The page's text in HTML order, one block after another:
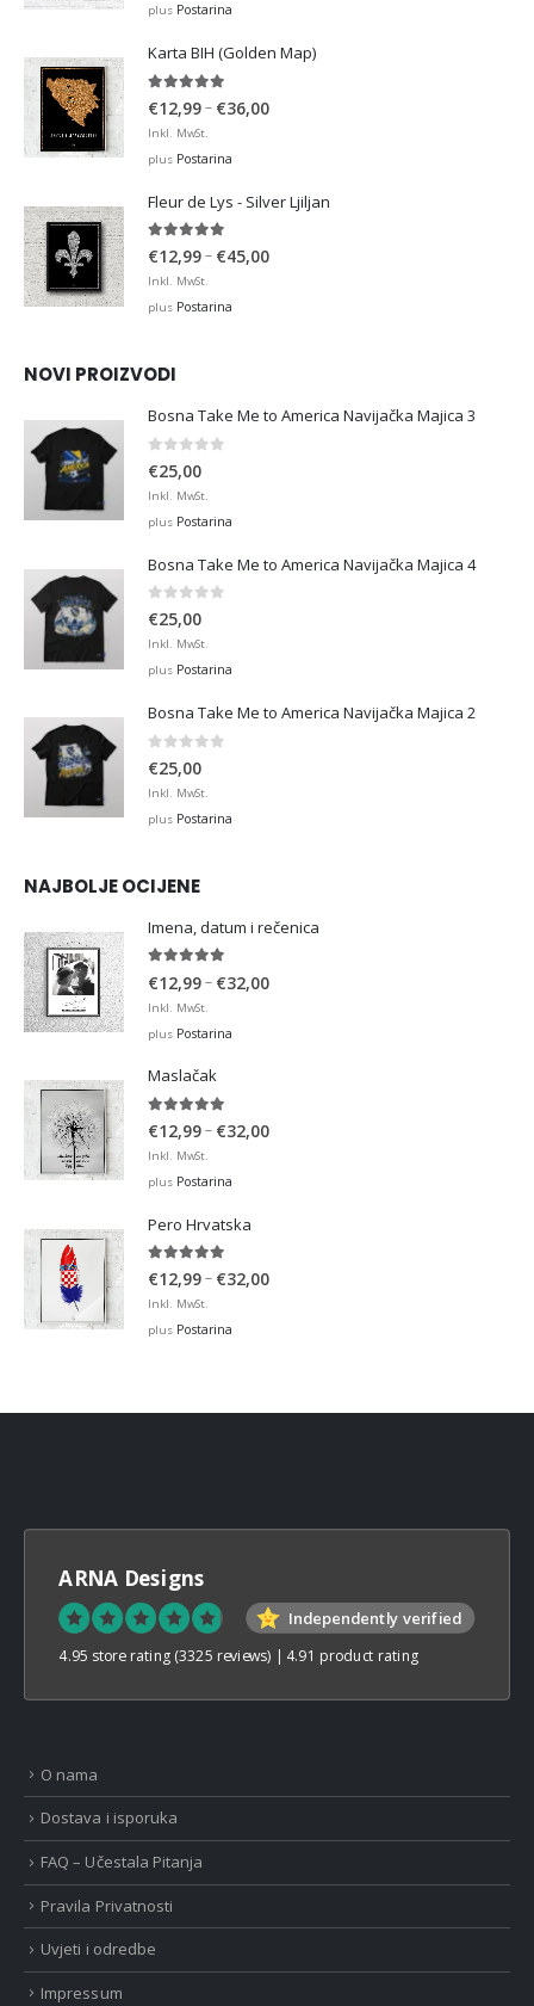
€36,00
plus Postarina
Karta BIH (Golden Map)
4.93out of 5
€12,99– €36,00Price
€36,00
Inkl. MwSt.
plus Postarina
Fleur de Lys - Silver Ljiljan
4.88out of 5
€12,99– €45,00Price
Inkl. MwSt.
plus Postarina
NOVI PROIZVODI
Bosna Take Me to America Navijačka Majica 3
0 out of 5
€25,00
Inkl. MwSt.
plus Postarina
Bosna Take Me to America Navijačka Majica 4
0 out of 5
€25,00
Inkl. MwSt.
plus Postarina
Bosna Take Me to America Navijačka Majica 2
0 out of 5
€25,00
Inkl. MwSt.
plus Postarina
NAJBOLJE OCIJENE
Imena, datum i rečenica
€12,99– €32,00Price
Inkl. MwSt.
plus Postarina
Maslačak
5.00out of 5
€12,99– €32,00Price
Inkl. MwSt.
plus Postarina
Pero Hrvatska
5.00out of 5
€12,99– €32,00Price
Inkl. MwSt.
plus Postarina
ARNA Designs
Independently verified
4.95 store rating (3325 reviews) | 4.91 product rating
O nama
Dostava i isporuka
FAQ – Učestala Pitanja
Pravila Privatnosti
Uvjeti i odredbe
Impressum